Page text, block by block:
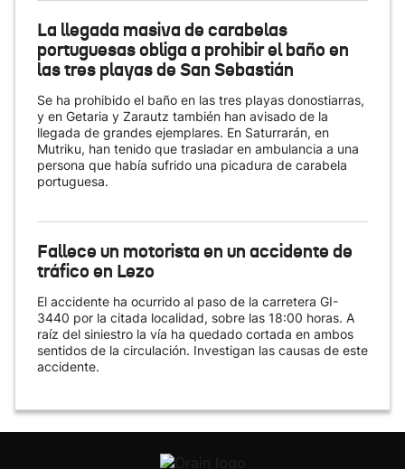
La llegada masiva de carabelas
portuguesas obliga a prohibir el baño en
las tres playas de San Sebastián
Se ha prohibido el baño en las tres playas donostiarras,
y en Getaria y Zarautz también han avisado de la
llegada de grandes ejemplares. En Saturrarán, en
Mutriku, han tenido que trasladar en ambulancia a una
persona que había sufrido una picadura de carabela
portuguesa.
Fallece un motorista en un accidente de
tráfico en Lezo
El accidente ha ocurrido al paso de la carretera GI-
3440 por la citada localidad, sobre las 18:00 horas. A
raíz del siniestro la vía ha quedado cortada en ambos
sentidos de la circulación. Investigan las causas de este
accidente.